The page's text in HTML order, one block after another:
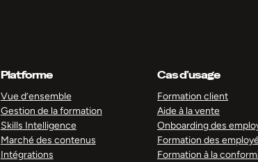
Platforme
Vue d’ensemble
Gestion de la formation
Skills Intelligence
Marché des contenus
Intégrations
Cas d’usage
Formation client
Aide à la vente
Onboarding des
Formation des
Formation à la